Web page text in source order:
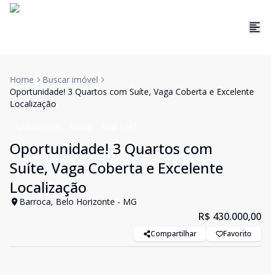
Home
Buscar imóvel
Oportunidade! 3 Quartos com Suíte, Vaga Coberta e Excelente
Localização
Oportunidade! 3 Quartos com
Suíte, Vaga Coberta e Excelente
Localização
Barroca, Belo Horizonte - MG
R$ 430.000,00
Compartilhar Favorito